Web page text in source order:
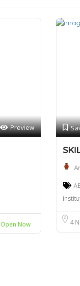
Preview
Open Now 4